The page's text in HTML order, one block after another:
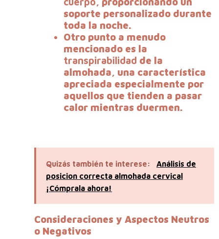
soporte personalizado durante
toda la noche.
Otro punto a menudo
mencionado es la
transpirabilidad de la
almohada, una característica
apreciada especialmente por
aquellos que tienden a pasar
calor mientras duermen.
Quizás también te interese:
Análisis de
posicion correcta almohada cervical
¡Cómprala ahora!
Consideraciones y Aspectos Neutros
o Negativos